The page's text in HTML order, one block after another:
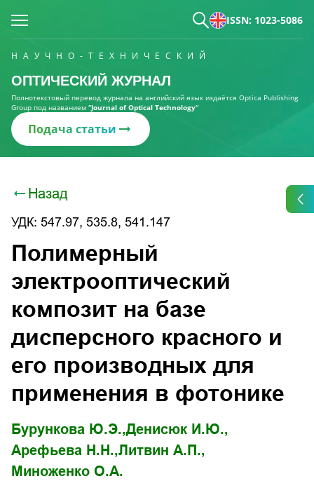
ISSN: 1023-5086
НАУЧНО-ТЕХНИЧЕСКИЙ
ОПТИЧЕСКИЙ ЖУРНАЛ
Полнотекстовый перевод журнала на английский язык издаётся Optica Publishing
Group под названием “Journal of Optical Technology“
Подача статьи
Назад
УДК: 547.97, 535.8, 541.147
Полимерный
электрооптический
композит на базе
дисперсного красного и
его производных для
применения в фотонике
Бурункова Ю.Э.,Денисюк И.Ю.,
Арефьева Н.Н.,Литвин А.П.,
Миноженко О.А.